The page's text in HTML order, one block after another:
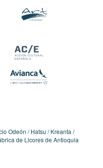
Odeón Hatsu
Kreanta
de Licores de Antioquia